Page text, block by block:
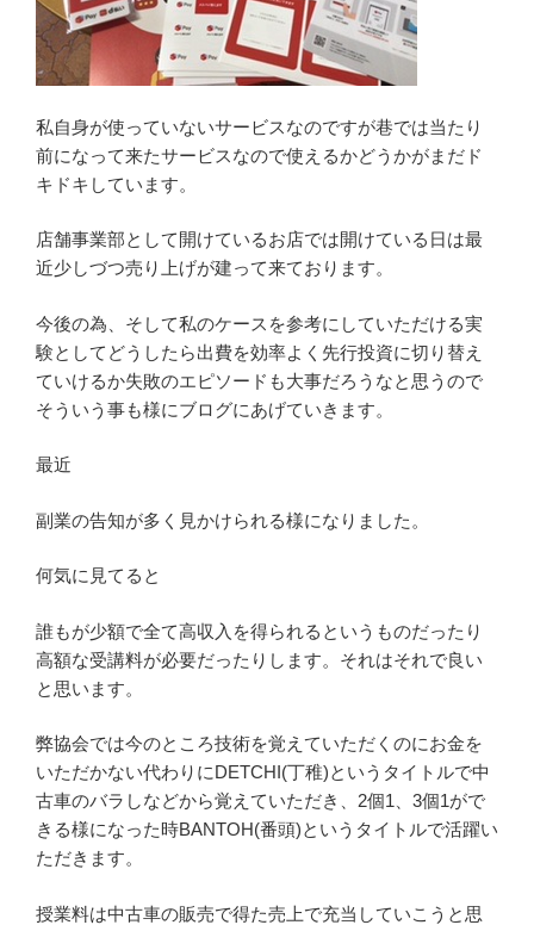
私自身が使っていないサービスなのですが巷では当たり
前になって来たサービスなので使えるかどうかがまだド
キドキしています。
店舗事業部として開けているお店では開けている日は最
近少しづつ売り上げが建って来ております。
今後の為、そして私のケースを参考にしていただける実
験としてどうしたら出費を効率よく先行投資に切り替え
ていけるか失敗のエピソードも大事だろうなと思うので
そういう事も様にブログにあげていきます。
最近
副業の告知が多く見かけられる様になりました。
何気に見てると
誰もが少額で全て高収入を得られるというものだったり
高額な受講料が必要だったりします。それはそれで良い
と思います。
弊協会では今のところ技術を覚えていただくのにお金を
いただかない代わりにDETCHI(丁稚)というタイトルで中
古車のバラしなどから覚えていただき、2個1、3個1がで
きる様になった時BANTOH(番頭)というタイトルで活躍い
ただきます。
授業料は中古車の販売で得た売上で充当していこうと思